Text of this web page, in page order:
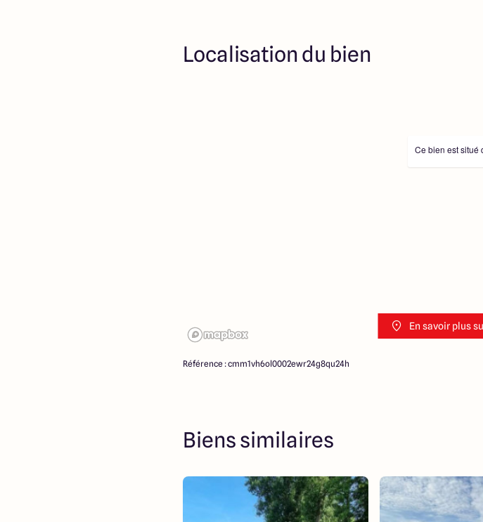
Localisation du bien
En savoir plus
Ce bien est situé
Référence : cmm1vh6ol0002ewr24g8qu24h
Biens similaires